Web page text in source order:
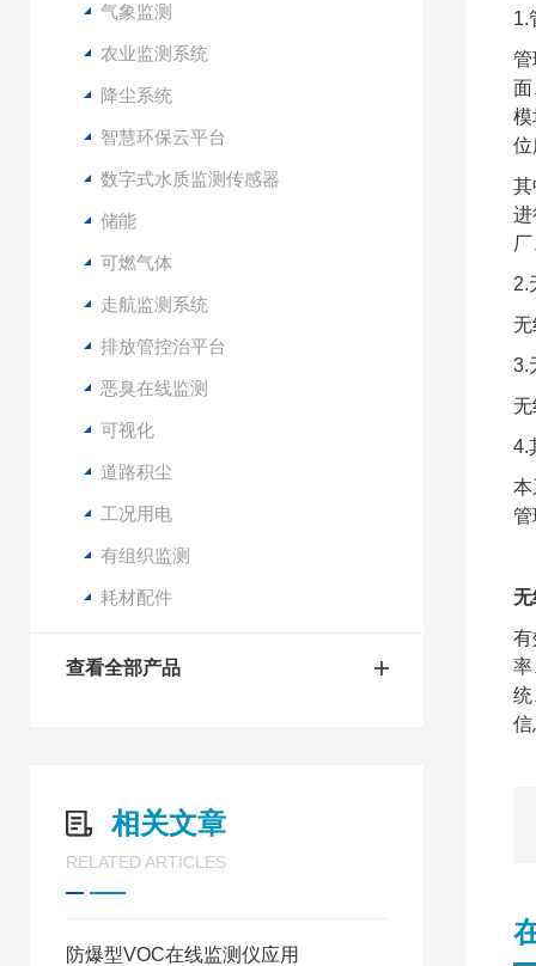
气象监测
农业监测系统
降尘系统
智慧环保云平台
数字式水质监测传感器
储能
可燃气体
走航监测系统
排放管控治平台
恶臭在线监测
可视化
道路积尘
工况用电
有组织监测
耗材配件
查看全部产品
相关文章
RELATED ARTICLES
防爆型VOC在线监测仪应用
1.
管
面
模
位
其
进
2.
无
3.
无
4.
本
管
无
有
率
统
信